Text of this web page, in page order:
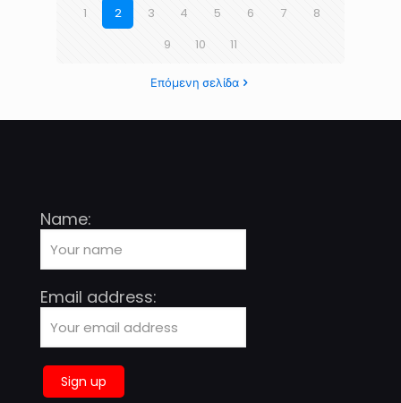
1 2 3 4 5 6 7
8
9
10 11
Επόμενη σελίδα
Name:
Email address: